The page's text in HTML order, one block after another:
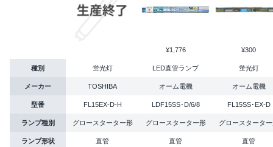
¥1,776 ¥300
種別 蛍光灯 LED直管ランプ 蛍光灯
メーカー TOSHIBA オーム電機 オーム電機
型番 FL15EX-D-H LDF15SS･D/6/8 FL15SS･EX-D
ランプ種別 グロースターター形 グロースターター形 グロースタータ
ランプ形状 直管 直管 直管